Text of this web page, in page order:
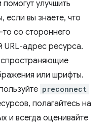
улучшить
если вы знаете, что
то со стороннего
URL-адрес ресурса.
или шрифты.
preconnect
полагайтесь на
и всегда оценивайте